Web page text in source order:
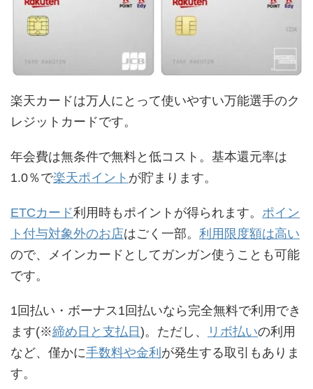
楽天カードは万人にとって使いやすい万能選手のク
レジットカードです。
年会費は無条件で無料と低コスト。基本還元率は
1.0％で楽天ポイント が貯まります。
ETCカード利用時もポイントが得られます。 ポイン
ト付与対象外のお店はごく一部。 利用限度額は高い
ので、メインカードとしてガンガン使うことも可能
です。
1回払い・ボーナス1回払いなら完全無料で利用でき
ます(※締め日と支払日 )。ただし、 リボ払いの利用
など、僅かに手数料や金利 が発生する取引もありま
す。